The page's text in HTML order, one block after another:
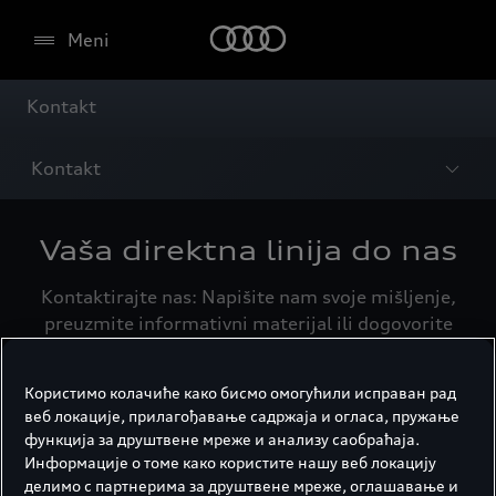
Meni
Kontakt
Kontakt
Vaša direktna linija do nas
Kontaktirajte nas: Napišite nam svoje mišljenje,
preuzmite informativni materijal ili dogovorite
Info materijal
Kataloge i cenovnike za svaki model možete
Користимо колачиће како бисмо омогућили исправан рад
веб локације, прилагођавање садржаја и огласа, пружање
функција за друштвене мреже и анализу саобраћаја.
Информације о томе како користите нашу веб локацију
делимо с партнерима за друштвене мреже, оглашавање и